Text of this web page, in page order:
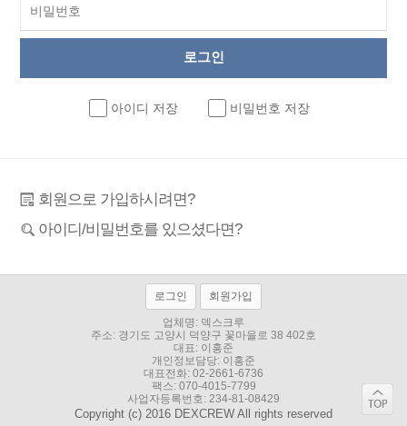
아이디 저장 비밀번호 저장
회원으로 가입하시려면?
아이디/비밀번호를 있으셨다면?
로그인 회원가입
업체명: 덱스크루
주소: 경기도 고양시 덕양구 꽃마을로 38 402호
대표: 이홍준
개인정보담당: 이홍준
대표전화: 02-2661-6736
팩스: 070-4015-7799
사업자등록번호: 234-81-08429
Copyright (c) 2016 DEXCREW All rights reserved